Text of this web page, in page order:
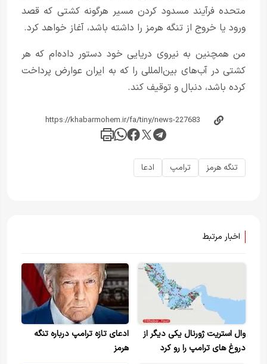
متحده فرآیند مسدود کردن مسیر هرگونه کشتی که قصد
ورود یا خروج از تنگه هرمز را داشته باشد، آغاز خواهد کرد.
من همچنین به نیروی دریایی خود دستور داده‌ام که هر
کشتی در آب‌های بین‌المللی را که به ایران عوارض پرداخت
کرده باشد، دنبال و توقیف کند.
تنگه هرمز ترامپ ادعا
اخبار مرتبط
وال استریت ژورنال یکی دیگر از
دروغ های ترامپ را رو کرد
ادعای تازه ترامپ درباره تنگه
هرمز